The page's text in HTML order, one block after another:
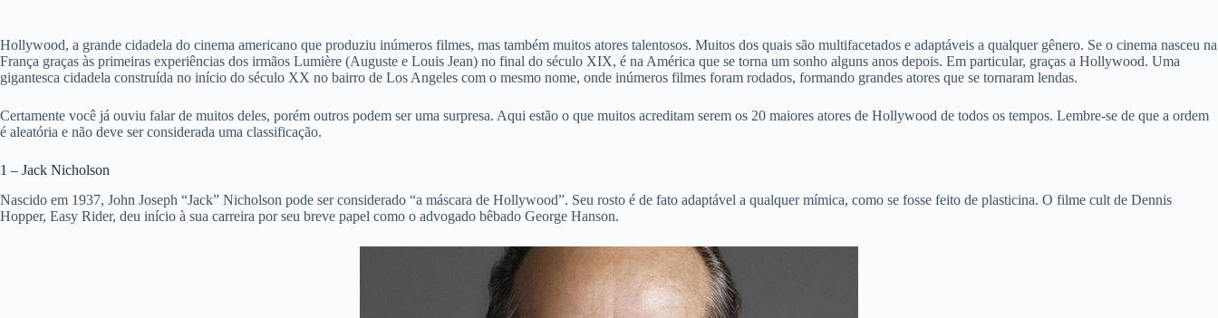
Hollywood, a grande cidadela do cinema americano que produziu inúmeros filmes, mas também muitos atores talentosos. Muitos dos quais são multifacetados e adaptáveis ​​a qualquer gênero. Se o cinema nasceu na
França graças às primeiras experiências dos irmãos Lumière (Auguste e Louis Jean) no final do século XIX, é na América que se torna um sonho alguns anos depois. Em particular, graças a Hollywood. Uma
gigantesca cidadela construída no início do século XX no bairro de Los Angeles com o mesmo nome, onde inúmeros filmes foram rodados, formando grandes atores que se tornaram lendas.
Certamente você já ouviu falar de muitos deles, porém outros podem ser uma surpresa. Aqui estão o que muitos acreditam serem os 20 maiores atores de Hollywood de todos os tempos. Lembre-se de que a ordem
é aleatória e não deve ser considerada uma classificação.
1 – Jack Nicholson
Nascido em 1937, John Joseph “Jack” Nicholson pode ser considerado “a máscara de Hollywood”. Seu rosto é de fato adaptável a qualquer mímica, como se fosse feito de plasticina. O filme cult de Dennis
Hopper, Easy Rider, deu início à sua carreira por seu breve papel como o advogado bêbado George Hanson.